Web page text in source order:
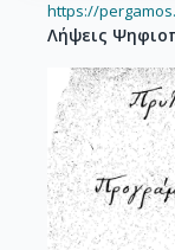
https://
Λήψεις